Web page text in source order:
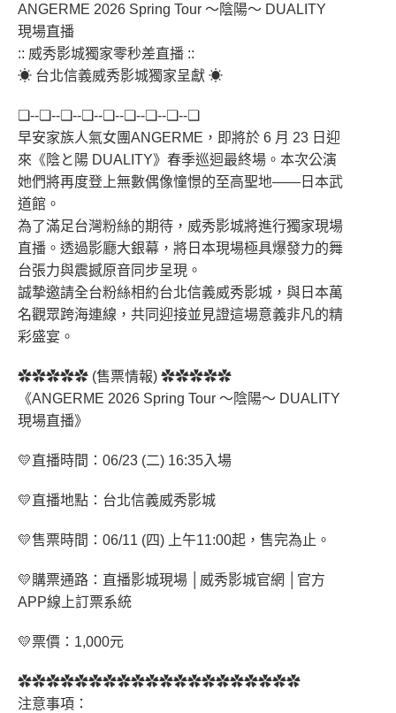
ANGERME 2026 Spring Tour 〜陰陽〜 DUALITY
現場直播
:: 威秀影城獨家零秒差直播 ::
☀ 台北信義威秀影城獨家呈獻 ☀
❏--❏--❏--❏--❏--❏--❏--❏--❏
早安家族人氣女團ANGERME，即將於 6 月 23 日迎
來《陰と陽 DUALITY》春季巡迴最終場。本次公演
她們將再度登上無數偶像憧憬的至高聖地——日本武
道館。
為了滿足台灣粉絲的期待，威秀影城將進行獨家現場
直播。透過影廳大銀幕，將日本現場極具爆發力的舞
台張力與震撼原音同步呈現。
誠摯邀請全台粉絲相約台北信義威秀影城，與日本萬
名觀眾跨海連線，共同迎接並見證這場意義非凡的精
彩盛宴。
✿✿✿✿✿ (售票情報) ✿✿✿✿✿
《ANGERME 2026 Spring Tour 〜陰陽〜 DUALITY
現場直播》
💛直播時間：06/23 (二) 16:35入場
💛直播地點：台北信義威秀影城
💛售票時間：06/11 (四) 上午11:00起，售完為止。
💛購票通路：直播影城現場 │威秀影城官網 │官方
APP線上訂票系統
💛票價：1,000元
✿✿✿✿✿✿✿✿✿✿✿✿✿✿✿✿✿✿✿✿
注意事項：